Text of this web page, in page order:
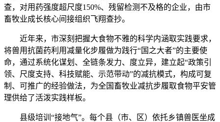
查，对用药强度超尺度150%、残留检测不及格的企业，由市
畜牧业成长核心间接组织飞翔查抄。
近年来，市深刻把握大食物不雅的科学内涵取实践要求，
将兽用抗菌药利用减量化步履做为践行“国之大者”的主要使
命，通过系统化谋划、全链条发力、度立异，建立起“政策引
领、尺度支持、科技赋能、示范带动”的减抗模式，构成可复
制、可推广的经验做法，为全国畜牧业减抗步履取食物平安管
理供给了活泼实践样板。
县级培训“接地气”。每个县（市、区）依托乡镇兽医坐成